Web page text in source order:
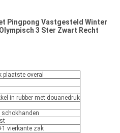
Pingpong Vastgesteld Winter
3 Ster Zwart Recht
plaatste overal
in rubber met douanedruk
schokhanden
vierkante zak